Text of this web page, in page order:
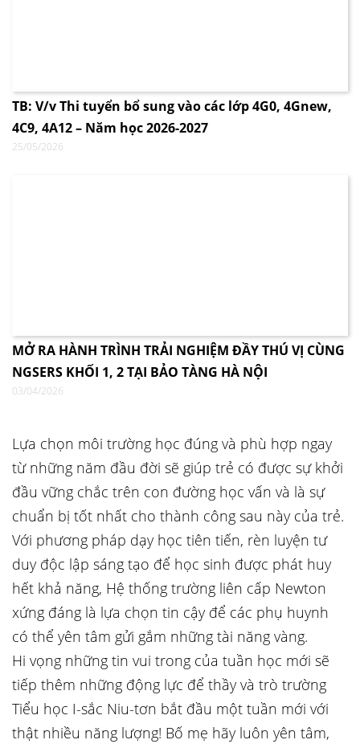
TB: V/v Thi tuyển bổ sung vào các lớp 4G0, 4Gnew,
4C9, 4A12 – Năm học 2026-2027
25/05/2026
MỞ RA HÀNH TRÌNH TRẢI NGHIỆM ĐẦY THÚ VỊ CÙNG
NGSERS KHỐI 1, 2 TẠI BẢO TÀNG HÀ NỘI
03/04/2026
Lựa chọn môi trường học đúng và phù hợp ngay
từ những năm đầu đời sẽ giúp trẻ có được sự khởi
đầu vững chắc trên con đường học vấn và là sự
chuẩn bị tốt nhất cho thành công sau này của trẻ.
Với phương pháp dạy học tiên tiến, rèn luyện tư
duy độc lập sáng tạo để học sinh được phát huy
hết khả năng, Hệ thống trường liên cấp Newton
xứng đáng là lựa chọn tin cậy để các phụ huynh
có thể yên tâm gửi gắm những tài năng vàng.
Hi vọng những tin vui trong của tuần học mới sẽ
tiếp thêm những động lực để thầy và trò trường
Tiểu học I-sắc Niu-tơn bắt đầu một tuần mới với
thật nhiều năng lượng! Bố mẹ hãy luôn yên tâm,